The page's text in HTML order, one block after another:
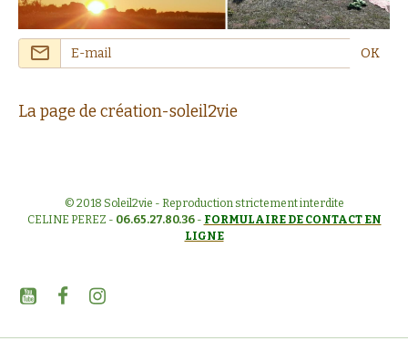
OK
La page de création-soleil2vie
© 2018 Soleil2vie - Reproduction strictement interdite
CELINE PEREZ - 06.65.27.80.36- FORMULAIRE DE CONTACT EN
LIGNE